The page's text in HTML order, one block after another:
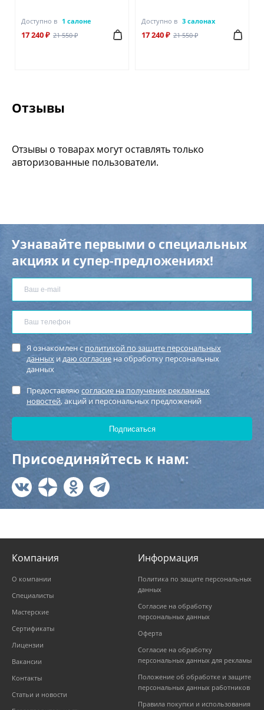
Доступно в 1 салоне
17 240 ₽ 21 550 ₽
Доступно в 3 салонах
17 240 ₽ 21 550 ₽
Отзывы
Отзывы о товарах могут оставлять только
авторизованные пользователи.
Узнавайте первыми о специальных
акциях и супер-предложениях!
Я ознакомлен с политикой по защите персональных
данных идаю согласие на обработку персональных
данных
Предоставляю согласие на получение рекламных
новостей, акций и персональных предложений
Присоединяйтесь к нам:
Компания
О компании
Специалисты
Мастерские
Сертификаты
Лицензии
Вакансии
Контакты
Статьи и новости
Информация
Политика по защите персональных
данных
Согласие на обработку
персональных данных
Оферта
Согласие на обработку
персональных данных для рекламы
Положение об обработке и защите
персональных данных работников
Правила покупки и использования